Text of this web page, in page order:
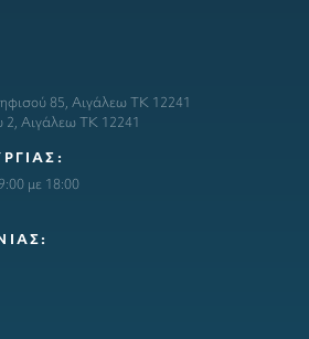
85, Αιγάλεω ΤΚ 12241
Αιγάλεω ΤΚ 12241
με 18:00